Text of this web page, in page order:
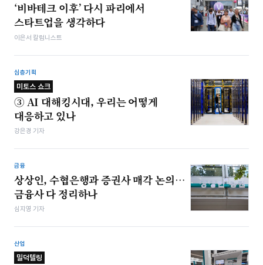
‘비바테크 이후’ 다시 파리에서
스타트업을 생각하다
이은서 칼럼니스트
심층기획
미토스 쇼크
③ AI 대해킹시대, 우리는 어떻게
대응하고 있나
강은경 기자
금융
상상인, 수협은행과 증권사 매각 논의…
금융사 다 정리하나
심지영 기자
산업
밀덕텔링